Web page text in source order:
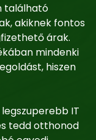
található
akiknek fontos
árak.
mindenki
hiszen
IT
tedd otthonod